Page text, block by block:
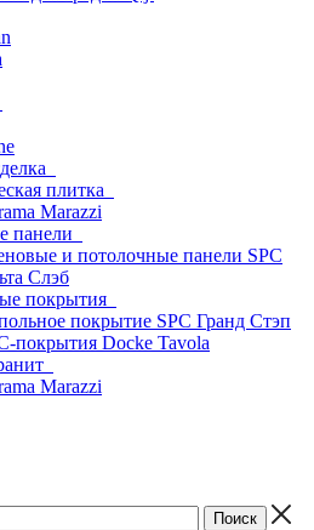
плитка
Marazzi
панели
и потолочные панели SPC
Слэб
покрытия
покрытие SPC Гранд Стэп
покрытия Docke Tavola
Marazzi